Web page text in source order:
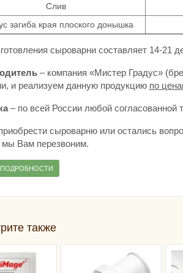
Слив
загиба края плоского донышка
сыроварни составляет 14-21
– компания «Мистер Градус»
и реализуем данную продукцию по
– по всей России любой согласованной
сыроварню или остались
мы Вам перезвоним.
ПОДРОБНОСТИ
также